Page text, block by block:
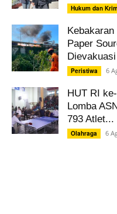
Hukum dan
Paper
Dievakuasi
Peristiwa 6
HUT RI
Lomba
793 Atlet...
Olahraga 6